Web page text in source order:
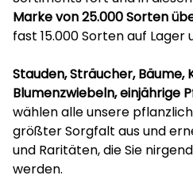
Marke von 25.000 Sorten
fast 15.000 Sorten auf
Stauden, Sträucher, Bäume,
Blumenzwiebeln, einjährige
wählen alle unsere
größter Sorgfalt aus und
und Raritäten, die Sie
werden.